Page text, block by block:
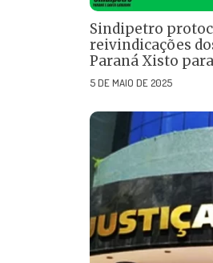
Sindipetro
reivindicações
Paraná Xisto
5 DE MAIO DE 2025